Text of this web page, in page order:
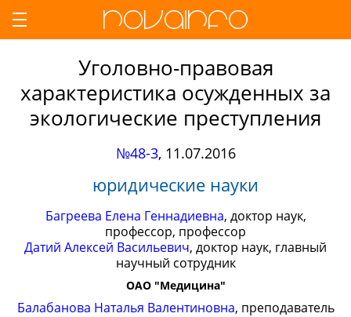
Уголовно-правовая
характеристика осужденных за
экологические преступления
№48-3, 11.07.2016
юридические науки
Багреева Елена Геннадиевна, доктор наук,
профессор, профессор
Датий Алексей Васильевич, доктор наук, главный
научный сотрудник
ОАО "Медицина"
Балабанова Наталья Валентиновна, преподаватель